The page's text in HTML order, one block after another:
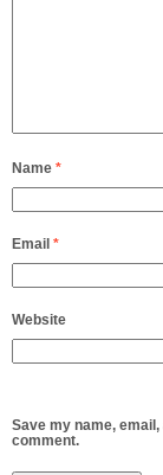
Name *
Email *
Website
Save my name,
comment.